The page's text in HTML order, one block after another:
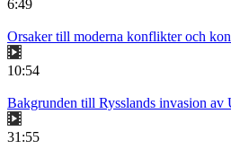
6:49
Orsaker till moderna konflikter och
10:54
Bakgrunden till Rysslands invasion av
31:55